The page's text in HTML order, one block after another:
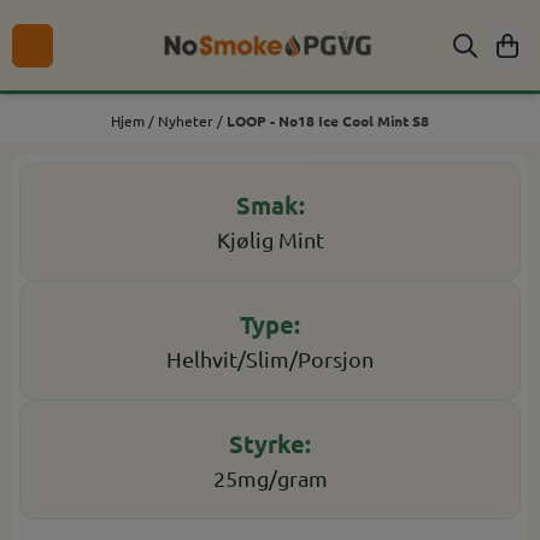
Hopp til innhold
Hjem / Nyheter / LOOP - No18 Ice Cool Mint S8
Kjølig Mint
Helhvit/Slim/Porsjon
25mg/gram